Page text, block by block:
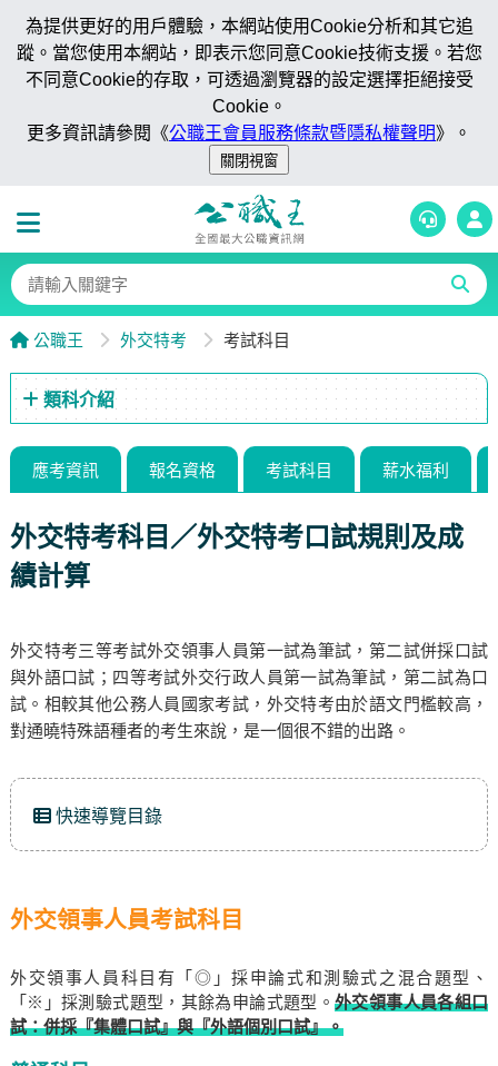
為提供更好的用戶體驗，本網站使用Cookie分析和其它追
蹤。當您使用本網站，即表示您同意Cookie技術支援。若您
不同意Cookie的存取，可透過瀏覽器的設定選擇拒絕接受
Cookie。
更多資訊請參閱《公職王會員服務條款暨隱私權聲明》。
公職王 外交特考 考試科目
類科介紹
應考資訊 報名資格 考試科目 薪水福利
外交特考科目／外交特考口試規則及成
績計算
外交特考三等考試外交領事人員第一試為筆試，第二試併採口試
與外語口試；四等考試外交行政人員第一試為筆試，第二試為口
試。相較其他公務人員國家考試，外交特考由於語文門檻較高，
對通曉特殊語種者的考生來說，是一個很不錯的出路。
快速導覽目錄
外交領事人員考試科目
外交領事人員科目有「◎」採申論式和測驗式之混合題型、
「※」採測驗式題型，其餘為申論式題型。外交領事人員各組口
試：併採『集體口試』與『外語個別口試』。